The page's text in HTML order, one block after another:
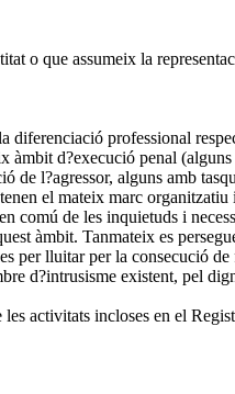
o que assumeix la
diferenciació professional
àmbit d?execució penal (alguns
de l?agressor, alguns amb
el mateix marc
comú de les inquietuds i
àmbit. Tanmateix es
per lluitar per la consecució
d?intrusisme existent, pel
activitats incloses en el